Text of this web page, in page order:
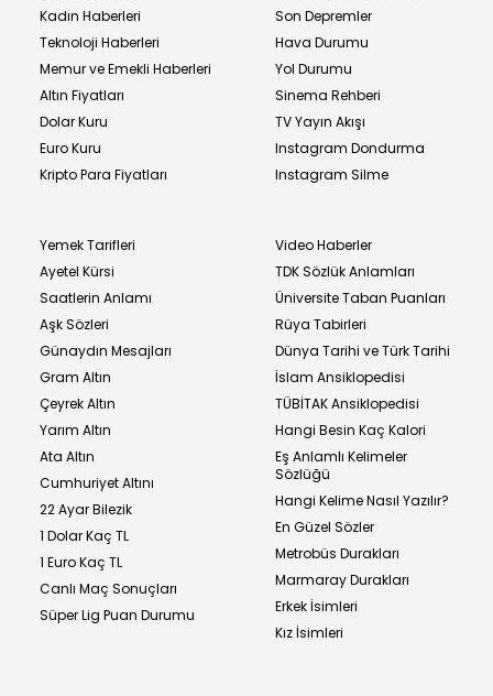
Kadın Haberleri
Teknoloji Haberleri
Memur ve Emekli Haberleri
Altın Fiyatları
Dolar Kuru
Euro Kuru
Kripto Para Fiyatları
Son Depremler
Hava Durumu
Yol Durumu
Sinema Rehberi
TV Yayın Akışı
Instagram Dondurma
Instagram Silme
Yemek Tarifleri
Ayetel Kürsi
Saatlerin Anlamı
Aşk Sözleri
Günaydın Mesajları
Gram Altın
Çeyrek Altın
Yarım Altın
Ata Altın
Cumhuriyet Altını
22 Ayar Bilezik
1 Dolar Kaç TL
1 Euro Kaç TL
Canlı Maç Sonuçları
Süper Lig Puan Durumu
Video Haberler
TDK Sözlük Anlamları
Üniversite Taban Puanları
Rüya Tabirleri
Dünya Tarihi ve Türk Tarihi
İslam Ansiklopedisi
TÜBİTAK Ansiklopedisi
Hangi Besin Kaç Kalori
Eş Anlamlı Kelimeler
Sözlüğü
Hangi Kelime Nasıl Yazılır?
En Güzel Sözler
Metrobüs Durakları
Marmaray Durakları
Erkek İsimleri
Kız İsimleri